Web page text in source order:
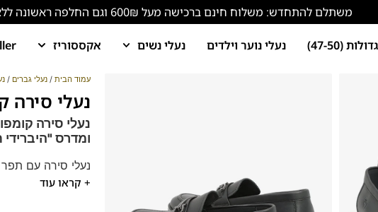
משתלם להתחדש: משלוח חינם ברכישה מעל 600₪ וגם החלפה ראשונה ללא עלות!
(47-50) נעלי נוער וילדים נעלי נשים אקססוריז
עמוד הבית / נעלי גברים /
נעלי סירה
נעלי סירה
ומדרס
נעלי סירה עם
נעלים נוחות
+ קראו עוד